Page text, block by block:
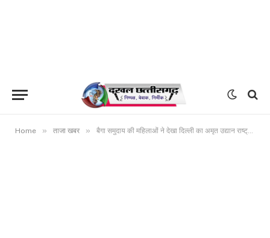
Home » ताजा खबर » बैगा समुदाय की महिलाओं ने देखा दिल्ली का अमृत उद्यान राष्ट्रपति श्रीमती द्रौपदी मुर्मू से महिला समूह ने की मुलाकात राष्ट्रपति श्रीमती मुर्मू ने कहा छत्तीसगढ़िया सबले बढ़िया